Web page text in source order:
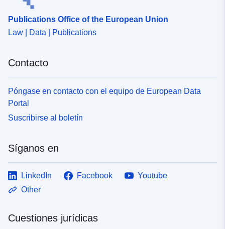
Publications Office of the European Union
Law | Data | Publications
Contacto
Póngase en contacto con el equipo de European Data
Portal
Suscribirse al boletín
Síganos en
LinkedIn Facebook
Youtube
Other
Cuestiones jurídicas